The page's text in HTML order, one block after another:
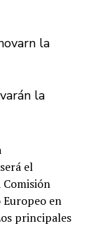
la
el
Europeo en
principales